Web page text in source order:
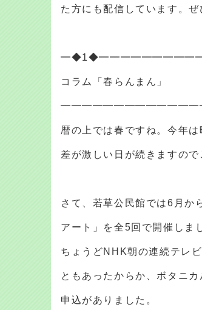
た方にも配信しています。
コラム「春らんまん」
暦の上では春ですね。今年
差が激しい日が続きますので
さて、若草公民館では6月か
アート」を全5回で開催しま
ちょうどNHK朝の連続テレ
ともあったからか、ボタニ
申込がありました。